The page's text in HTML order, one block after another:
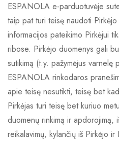
ESPANOLA e-parduotuvėje
taip pat turi teisę naudoti
informacijos pateikimo Pirkėjui
ribose. Pirkėjo duomenys gali
sutikimą (t.y. pažymėjus varnelę
ESPANOLA rinkodaros
apie teisę nesutikti, teisę bet
Pirkėjas turi teisę bet kuriuo
duomenų rinkimą ir apdorojimą,
reikalavimų, kylančių iš Pirkėjo